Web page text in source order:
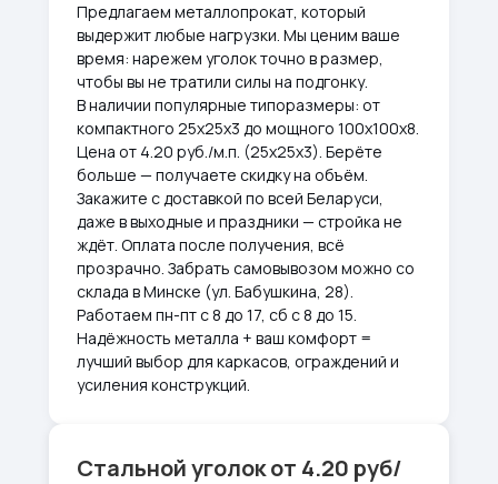
Предлагаем металлопрокат, который
выдержит любые нагрузки. Мы ценим ваше
время: нарежем уголок точно в размер,
чтобы вы не тратили силы на подгонку.
В наличии популярные типоразмеры: от
компактного 25х25х3 до мощного 100х100х8.
Цена от 4.20 руб./м.п. (25х25х3). Берёте
больше — получаете скидку на объём.
Закажите с доставкой по всей Беларуси,
даже в выходные и праздники — стройка не
ждёт. Оплата после получения, всё
прозрачно. Забрать самовывозом можно со
склада в Минске (ул. Бабушкина, 28).
Работаем пн-пт с 8 до 17, сб с 8 до 15.
Надёжность металла + ваш комфорт =
лучший выбор для каркасов, ограждений и
усиления конструкций.
Стальной уголок от 4.20 руб/